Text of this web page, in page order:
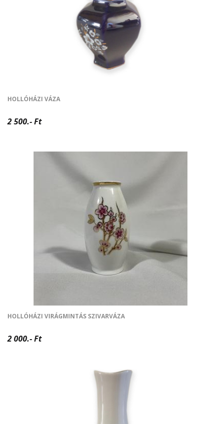
HOLLÓHÁZI VÁZA
2 500.- Ft
HOLLÓHÁZI VIRÁGMINTÁS SZIVARVÁZA
2 000.- Ft